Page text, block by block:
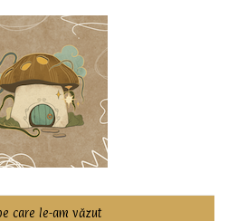
care le-am văzut